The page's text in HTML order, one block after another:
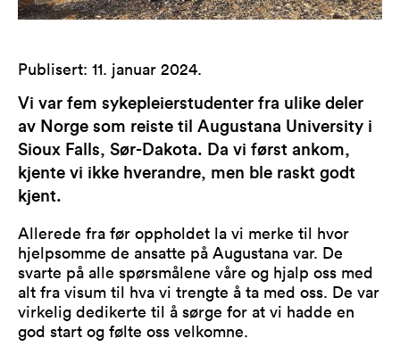
Publisert: 11. januar 2024.
Vi var fem sykepleierstudenter fra ulike deler
av Norge som reiste til Augustana University i
Sioux Falls, Sør-Dakota. Da vi først ankom,
kjente vi ikke hverandre, men ble raskt godt
kjent.
Allerede fra før oppholdet la vi merke til hvor
hjelpsomme de ansatte på Augustana var. De
svarte på alle spørsmålene våre og hjalp oss med
alt fra visum til hva vi trengte å ta med oss. De var
virkelig dedikerte til å sørge for at vi hadde en
god start og følte oss velkomne.